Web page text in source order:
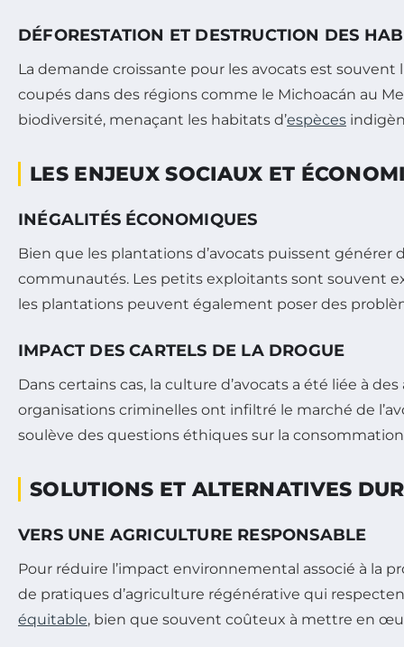
DÉFORESTATION ET DESTRUCTION DES
La demande croissante pour les avocats est souvent
coupés dans des régions comme le Michoacán au
biodiversité, menaçant les habitats d’espèces
LES ENJEUX SOCIAUX ET
INÉGALITÉS ÉCONOMIQUES
Bien que les plantations d’avocats puissent
communautés. Les petits exploitants sont souvent
les plantations peuvent également poser des
IMPACT DES CARTELS DE LA DROGUE
Dans certains cas, la culture d’avocats a été liée à
organisations criminelles ont infiltré le marché de
soulève des questions éthiques sur la
SOLUTIONS ET ALTERNATIVES
VERS UNE AGRICULTURE RESPONSABLE
Pour réduire l’impact environnemental associé à la
de pratiques d’agriculture régénérative qui
équitable, bien que souvent coûteux à mettre en